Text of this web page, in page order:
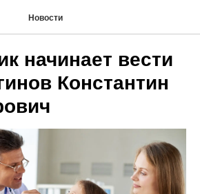
Новости
начинает вести
Константин